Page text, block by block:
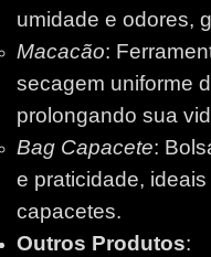
umidade e odores,
Macacão:
secagem uniforme
prolongando sua
Bag Capacete:
e praticidade,
capacetes.
Outros Produtos: